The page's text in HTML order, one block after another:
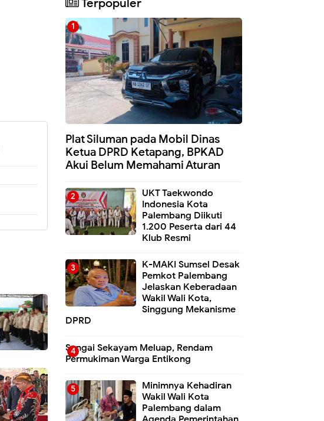
Terpopuler
Plat Siluman pada Mobil Dinas
Ketua DPRD Ketapang, BPKAD
Akui Belum Memahami Aturan
UKT Taekwondo
Indonesia Kota
Palembang Diikuti
1.200 Peserta dari 44
Klub Resmi
K-MAKI Sumsel Desak
Pemkot Palembang
Jelaskan Keberadaan
Wakil Wali Kota,
Singgung Mekanisme
DPRD
Sungai Sekayam Meluap, Rendam
Permukiman Warga Entikong
Minimnya Kehadiran
Wakil Wali Kota
Palembang dalam